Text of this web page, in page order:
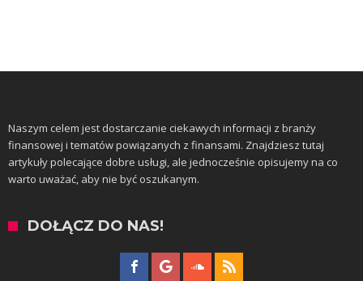
Naszym celem jest dostarczanie ciekawych informacji z branży
finansowej i tematów powiązanych z finansami. Znajdziesz tutaj
artykuły polecające dobre usługi, ale jednocześnie opisujemy na co
warto uważać, aby nie być oszukanym.
DOŁĄCZ DO NAS!